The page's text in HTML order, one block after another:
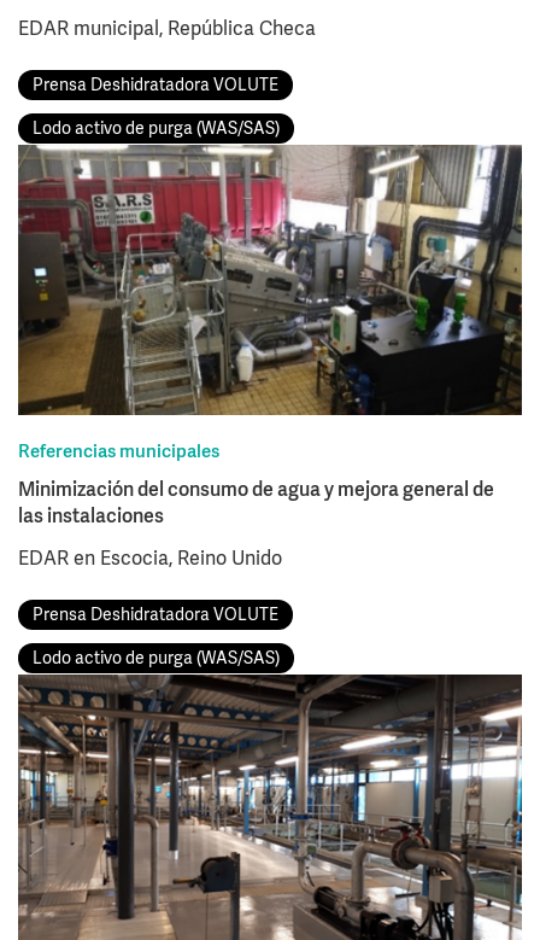
EDAR municipal, República Checa
Prensa Deshidratadora VOLUTE
Lodo activo de purga (WAS/SAS)
Referencias municipales
Minimización del consumo de agua y mejora general de
las instalaciones
EDAR en Escocia, Reino Unido
Prensa Deshidratadora VOLUTE
Lodo activo de purga (WAS/SAS)